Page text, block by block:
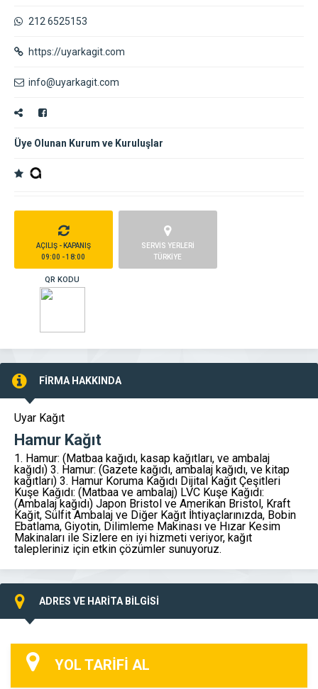
212 6525153
https://uyarkagit.com
info@uyarkagit.com
Üye Olunan Kurum ve Kuruluşlar
AÇILIŞ - KAPANIŞ
09:00 - 18:00
SERVİS YERLERİ
TÜRKİYE
QR KODU
FİRMA HAKKINDA
Uyar Kağıt
Hamur Kağıt
1. Hamur: (Matbaa kağıdı, kasap kağıtları, ve ambalaj
kağıdı) 3. Hamur: (Gazete kağıdı, ambalaj kağıdı, ve kitap
kağıtları) 3. Hamur Koruma Kağıdı Dijital Kağıt Çeşitleri
Kuşe Kağıdı: (Matbaa ve ambalaj) LVC Kuşe Kağıdı:
(Ambalaj kağıdı) Japon Bristol ve Amerikan Bristol, Kraft
Kağit, Sülfit Ambalaj ve Diğer Kağıt İhtiyaçlarınızda, Bobin
Ebatlama, Giyotin, Dilimleme Makinası ve Hızar Kesim
Makinaları ile Sizlere en iyi hizmeti veriyor, kağıt
talepleriniz için etkin çözümler sunuyoruz.
ADRES VE HARİTA BİLGİSİ
YOL TARİFİ AL